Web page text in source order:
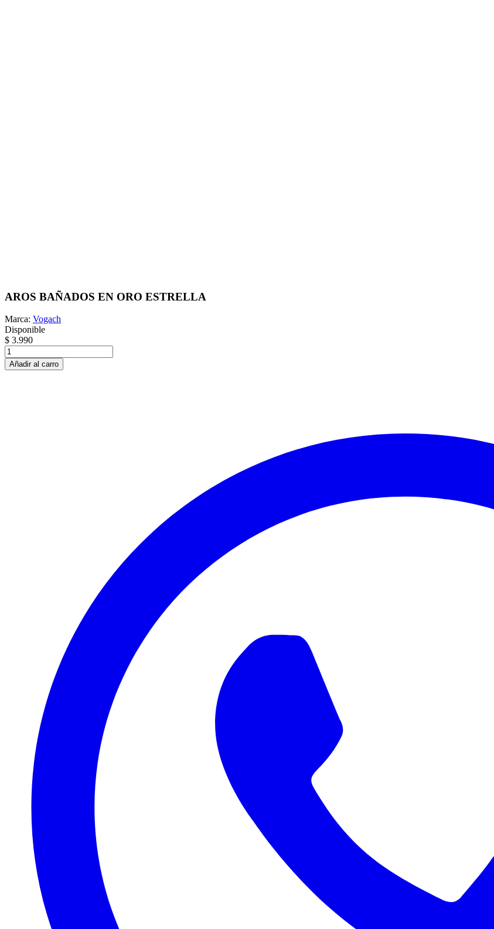
AROS BAÑADOS EN ORO ESTRELLA
Marca: Vogach
Disponible
$ 3.990
Añadir al carro